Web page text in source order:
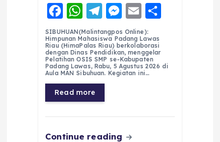
F
a
c
e
b
o
o
k
W
h
a
ts
A
p
p
T
el
e
g
r
a
m
M
e
ss
e
n
E
m
ai
l
re
SIBUHUAN(Malintangpos Online):
Himpunan Mahasiswa Padang Lawas
Riau (HimaPalas Riau) berkolaborasi
dengan Dinas Pendidikan, menggelar
Pelatihan OSIS SMP se-Kabupaten
Padang Lawas, Rabu, 5 Agustus 2026 di
Aula MAN Sibuhuan. Kegiatan ini…
Read more
Continue reading